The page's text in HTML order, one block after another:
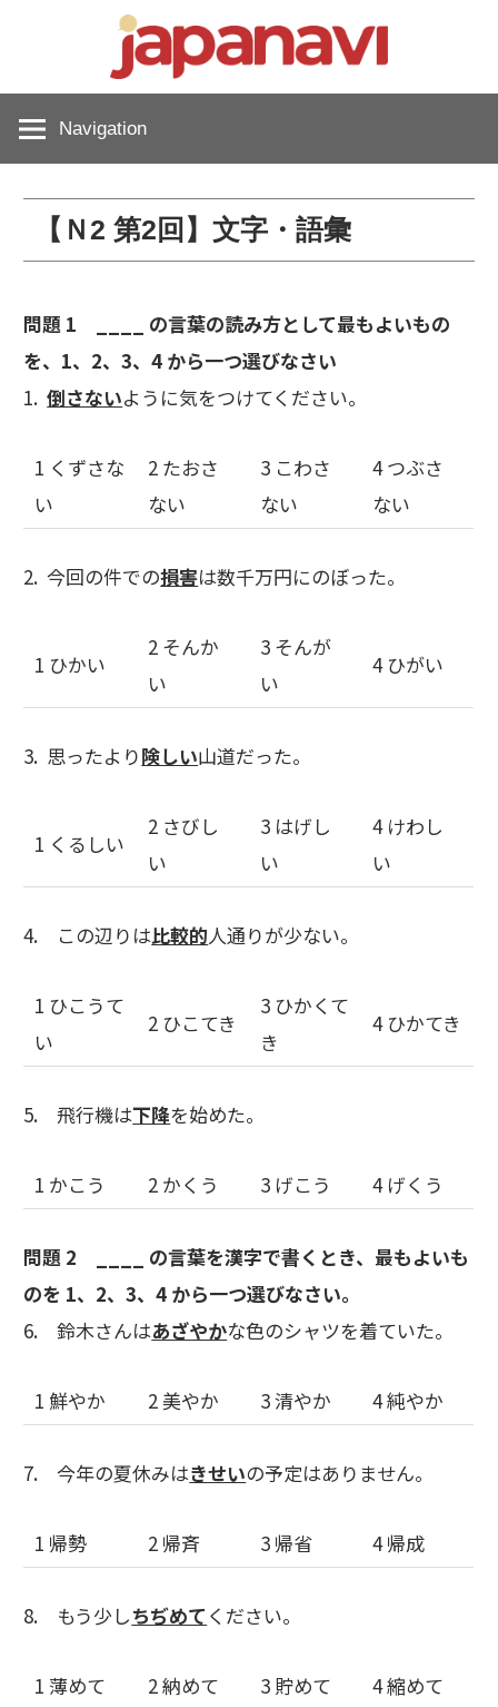
content
材
Navigation
【Ｎ2 第2回】文字・語彙
問題 1 ____ の言葉の読み方として最もよいもの
を、1、2、3、4 から一つ選びなさい
1.倒さないように気をつけてください。
1 くずさな
い
2 たおさ
ない
3 こわさ
ない
4 つぶさ
ない
2. 今回の件での損害は数千万円にのぼった。
1 ひかい
2 そんか
い
3 そんが
い
4 ひがい
3. 思ったより険しい山道だった。
1 くるしい
2 さびし
い
3 はげし
い
4 けわし
い
4. この辺りは比較的人通りが少ない。
1 ひこうて
い
2 ひこてき
3 ひかくて
き
4 ひかてき
5. 飛行機は下降を始めた。
1 かこう 2 かくう 3 げこう 4 げくう
問題 2 ____ の言葉を漢字で書くとき、最もよいも
のを 1、2、3、4 から一つ選びなさい。
6. 鈴木さんはあざやかな色のシャツを着ていた。
1 鮮やか 2 美やか 3 清やか 4 純やか
7. 今年の夏休みはきせいの予定はありません。
1 帰勢 2 帰斉 3 帰省 4 帰成
8. もう少しちぢめて ください。
1 薄めて 2 納めて 3 貯めて 4 縮めて